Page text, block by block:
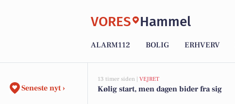
VORES Hammel
ALARM112 BOLIG ERHVERV
Seneste nyt ›
13 timer siden | VEJRET
Kølig start, men dagen bider fra sig